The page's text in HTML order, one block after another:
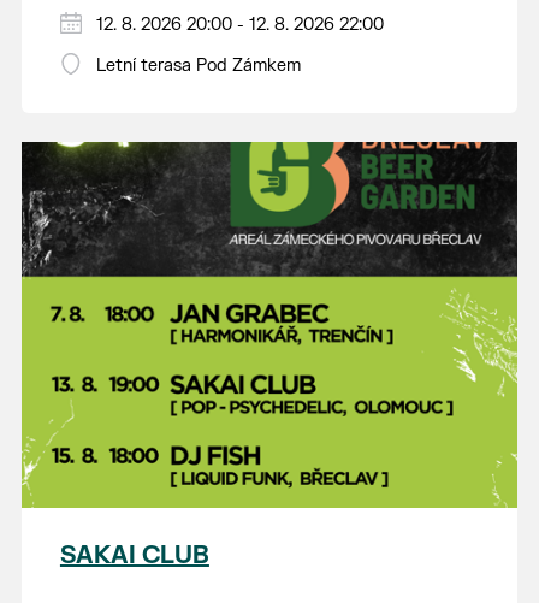
12. 8. 2026 20:00 - 12. 8. 2026 22:00
Letní terasa Pod Zámkem
SAKAI CLUB